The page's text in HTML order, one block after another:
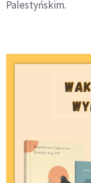
Palestyńskim.